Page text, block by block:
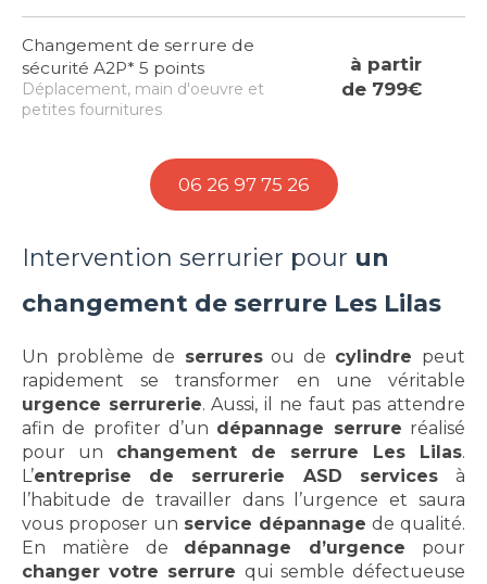
Changement de serrure de
sécurité A2P* 5 points
Déplacement, main d'oeuvre et
petites fournitures
à partir
de 799€
06 26 97 75 26
Intervention serrurier pour un
changement de serrure Les Lilas
Un problème de serruresou de cylindre peut
rapidement se transformer en une véritable
urgence serrurerie. Aussi, il ne faut pas attendre
afin de profiter d’un dépannage serrure réalisé
pour un changement de serrure Les Lilas.
L’entreprise de serrurerie ASD services à
l’habitude de travailler dans l’urgence et saura
vous proposer un service dépannage de qualité.
En matière de dépannage d’urgence pour
changer votre serrure qui semble défectueuse